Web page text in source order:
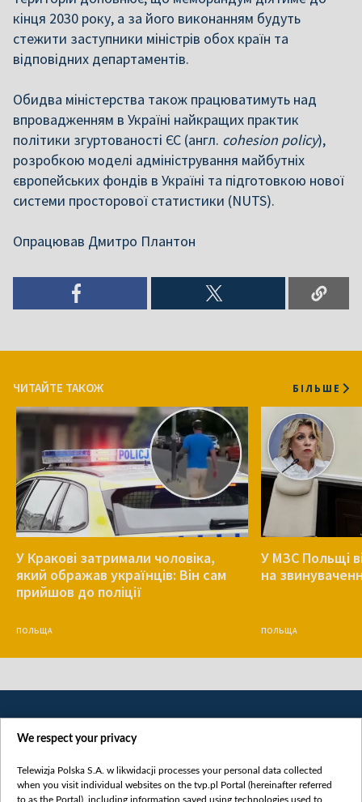
кінця 2030 року, а за його виконанням будуть
стежити заступники міністрів обох країн та
відповідних департаментів.
Обидва міністерства також працюватимуть над
впровадженням в Україні найкращих практик
політики згуртованості ЄС (англ. cohesion policy),
розробкою моделі адміністрування майбутніх
європейських фондів в Україні та підготовкою нової
системи просторової статистики (NUTS).
Опрацював Дмитро Плантон
ЧИТАЙТЕ ТАКОЖ БІЛЬШЕ
У Кракові затримали чоловіка,
який ображав українців: Він сам
прийшов до поліції
ПОЛЬЩА
У МЗС Польщі
на
ПОЛЬЩА
We respect your privacy
Telewizja Polska S.A. w likwidacji processes your personal data collected
when you visit individual websites on the tvp.pl Portal (hereinafter referred
to as the Portal), including information saved using technologies used to